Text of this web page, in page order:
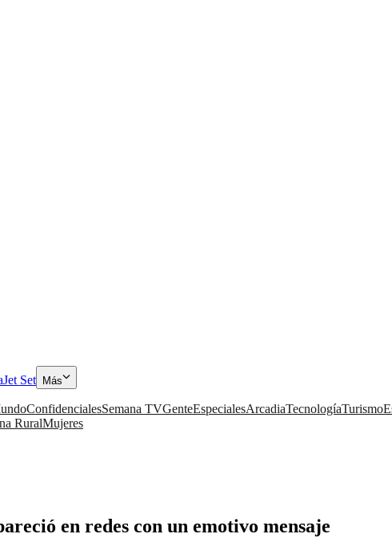
Jet Set Más
ConfidencialesSemana TVGenteEspecialesArcadiaTecnologíaTurismo
RuralMujeres
en redes con un emotivo mensaje